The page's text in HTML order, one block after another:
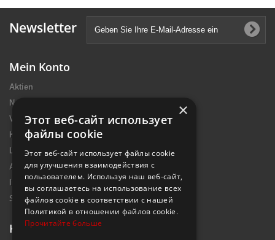
Newsletter
Mein Konto
Aktien
Neue Artikel
Verkaufshits
Kontakt
Lieferung
Allgemeine Nutzungsbedingungen
Impressum Introtek
Sitemap
Kontakt
×
Этот веб-сайт использует
файлы cookie
Этот веб-сайт использует файлы cookie
для улучшения взаимодействия с
пользователем. Используя наш веб-сайт,
вы соглашаетесь на использование всех
файлов cookie в соответствии с нашей
Политикой в ​​отношении файлов cookie.
Прочитайте больше